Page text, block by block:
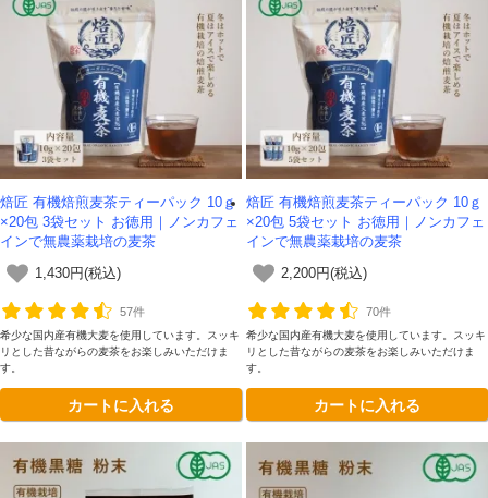
焙匠 有機焙煎麦茶ティーパック 10ｇ
×20包 3袋セット お徳用｜ノンカフェ
インで無農薬栽培の麦茶
1,430円(税込)
57件
希少な国内産有機大麦を使用しています。スッキ
リとした昔ながらの麦茶をお楽しみいただけま
す。
カートに入れる
焙匠 有機焙煎麦茶ティーパック 10ｇ
×20包 5袋セット お徳用｜ノンカフェ
インで無農薬栽培の麦茶
2,200円(税込)
70件
希少な国内産有機大麦を使用しています。スッキ
リとした昔ながらの麦茶をお楽しみいただけま
す。
カートに入れる